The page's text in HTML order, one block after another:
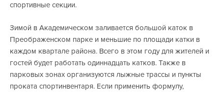
спортивные секции.
Зимой в Академическом заливается большой каток в
Преображенском парке и меньшие по площади катки в
каждом квартале района. Всего в этом году для жителей и
гостей будет работать одиннадцать катков. Также в
парковых зонах организуются лыжные трассы и пункты
проката спортинвентаря. Если применить формулу,